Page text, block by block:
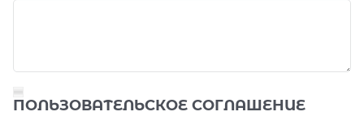
ПОЛЬЗОВАТЕЛЬСКОЕ СОГЛАШЕНИЕ